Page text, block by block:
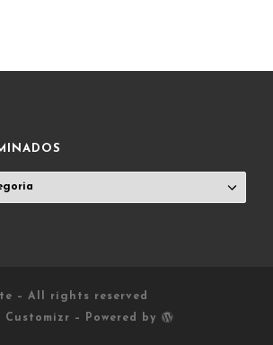
– All rights reserved
Customizr – Powered by